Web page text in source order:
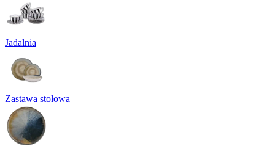
Jadalnia
Zastawa stołowa